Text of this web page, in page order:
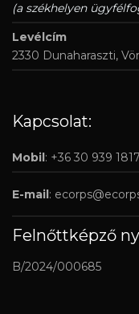
(a székhelyen
Levélcím
2330 Dunaharaszti,
Kapcsolat:
Mobil: +36 30 939 1817
E-mail:
Felnőttképző
B/2024/000685